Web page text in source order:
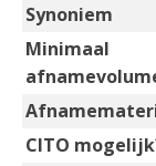
Synoniem
Minimaal
CITO